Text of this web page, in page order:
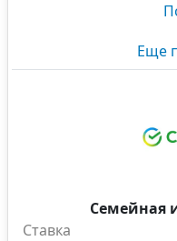
Еще
Семейная
Ставка